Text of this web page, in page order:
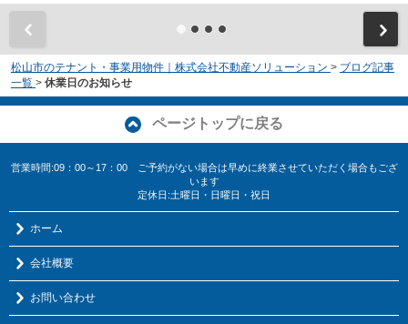
松山市のテナント・事業用物件｜株式会社不動産ソリューション > ブログ記事
一覧 > 休業日のお知らせ
ページトップに戻る
営業時間:09：00～17：00 ご予約がない場合は早めに終業させていただく場合もござ
います
定休日:土曜日・日曜日・祝日
ホーム
会社概要
お問い合わせ